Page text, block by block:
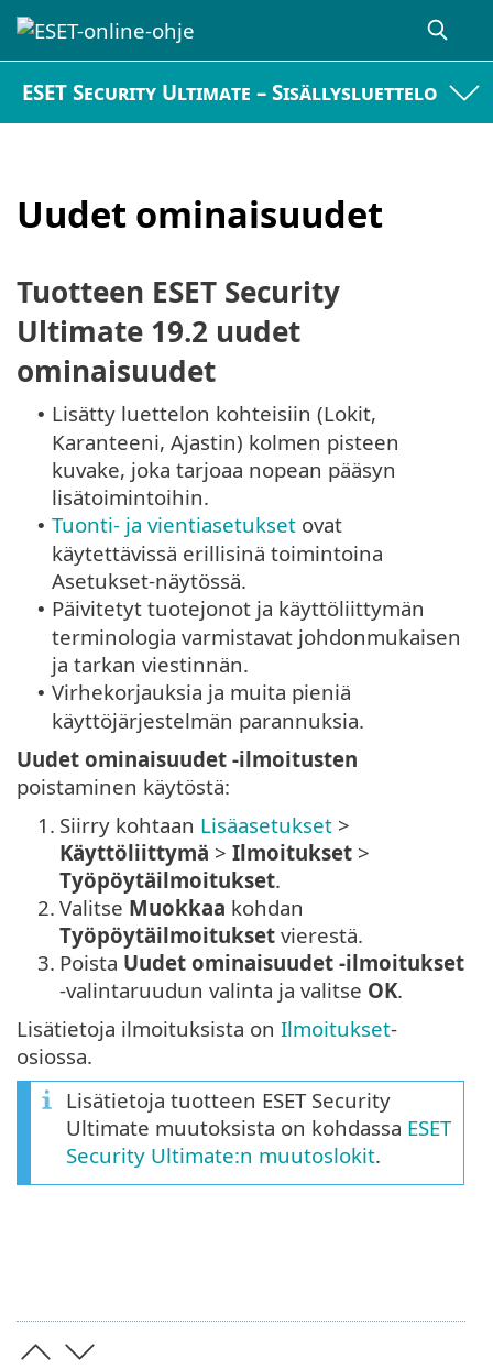
ESET Security Ultimate – Sisällysluettelo
Uudet ominaisuudet
Tuotteen ESET Security
Ultimate 19.2 uudet
ominaisuudet
• Lisätty luettelon kohteisiin (Lokit,
Karanteeni, Ajastin) kolmen pisteen
kuvake, joka tarjoaa nopean pääsyn
lisätoimintoihin.
• Tuonti- ja vientiasetukset ovat
käytettävissä erillisinä toimintoina
Asetukset-näytössä.
• Päivitetyt tuotejonot ja käyttöliittymän
terminologia varmistavat johdonmukaisen
ja tarkan viestinnän.
• Virhekorjauksia ja muita pieniä
käyttöjärjestelmän parannuksia.
Uudet ominaisuudet -ilmoitusten
poistaminen käytöstä:
1. Siirry kohtaan Lisäasetukset >
Käyttöliittymä > Ilmoitukset >
Työpöytäilmoitukset.
2. Valitse Muokkaa kohdan
Työpöytäilmoitukset vierestä.
3. Poista Uudet ominaisuudet -ilmoitukset
-valintaruudun valinta ja valitse OK.
Lisätietoja ilmoituksista on Ilmoitukset-
osiossa.
Lisätietoja tuotteen ESET Security
Ultimate muutoksista on kohdassa ESET
Security Ultimate:n muutoslokit.